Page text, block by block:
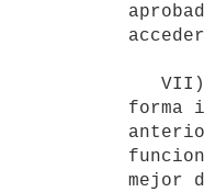
forma
mejor